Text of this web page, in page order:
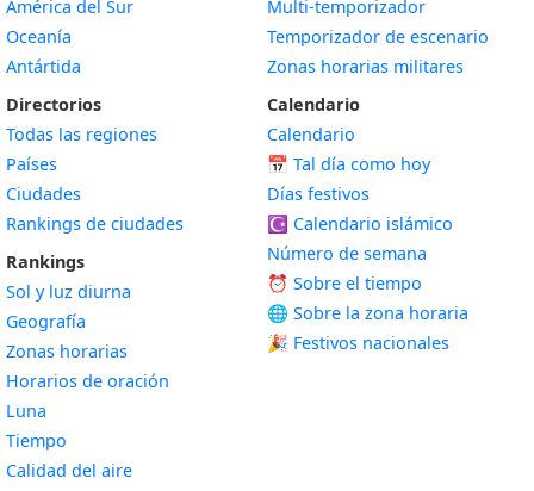
América del Sur
Oceanía
Antártida
Directorios
Todas las regiones
Países
Ciudades
Rankings de ciudades
Rankings
Sol y luz diurna
Geografía
Zonas horarias
Horarios de oración
Luna
Tiempo
Calidad del aire
Multi-temporizador
Temporizador de escenario
Zonas horarias militares
Calendario
Calendario
📅 Tal día como hoy
Días festivos
☪️ Calendario islámico
Número de semana
⏰ Sobre el tiempo
🌐 Sobre la zona horaria
🎉 Festivos nacionales